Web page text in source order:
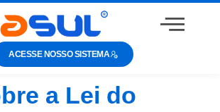
ACESSE NOSSO SISTEMA
a Lei do